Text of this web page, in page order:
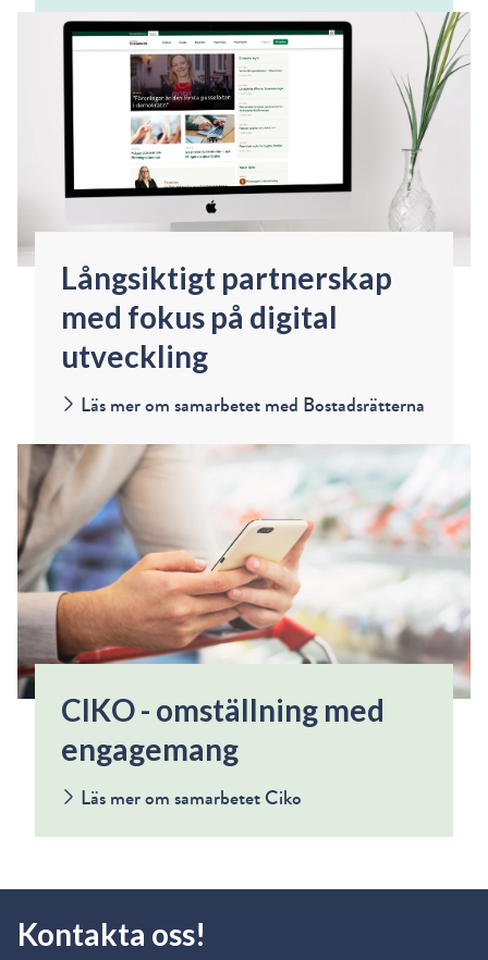
Långsiktigt partnerskap
med fokus på digital
utveckling
Läs mer om samarbetet med Bostadsrätterna
CIKO - omställning med
engagemang
Läs mer om samarbetet Ciko
Kontakta oss!